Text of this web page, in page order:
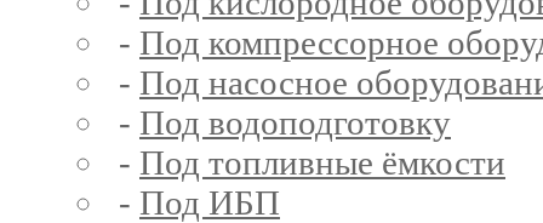
- Под компрессорное
- Под насосное
- Под водоподготовку
- Под топливные ёмкости
- Под ИБП